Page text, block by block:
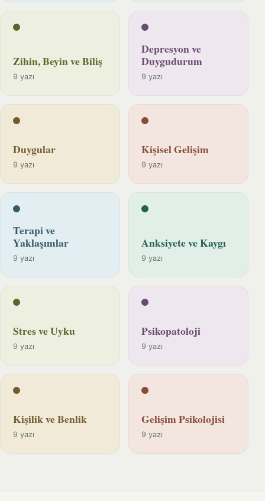
Zihin, Beyin ve Biliş
9 yazı
Depresyon ve
Duygudurum
9 yazı
Duygular
9 yazı
Kişisel Gelişim
9 yazı
Terapi ve
Yaklaşımlar
9 yazı
Anksiyete ve Kaygı
9 yazı
Stres ve Uyku
9 yazı
Psikopatoloji
9 yazı
Kişilik ve Benlik
9 yazı
Gelişim Psikolojisi
9 yazı